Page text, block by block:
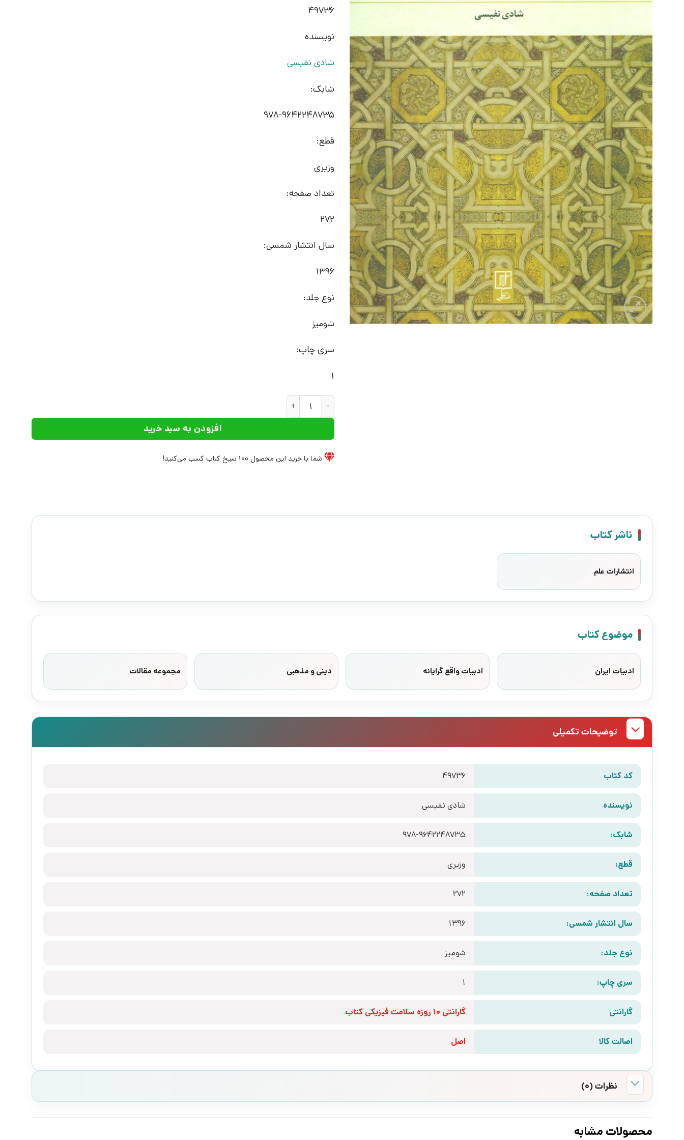
49736
نویسنده
شادی نفیسی
شابک:
978-9642248735
قطع:
وزیری
تعداد صفحه:
272
سال انتشار شمسی:
1396
نوع جلد:
شومیز
سری چاپ:
1
کتاب بر زورق نور | انتشارات علم عدد
افزودن به سبد خرید
شما با خرید این محصول 100 سیخ کباب کسب می‌کنید!
ناشر کتاب
انتشارات علم
موضوع کتاب
ادبیات ایران ادبیات واقع گرایانه دینی و مذهبی مجموعه مقالات
توضیحات تکمیلی
کد کتاب 49736
نویسنده شادی نفیسی
شابک: 978-9642248735
قطع: وزیری
تعداد صفحه: 272
سال انتشار شمسی: 1396
نوع جلد: شومیز
سری چاپ: 1
گارانتی گارانتی 10 روزه سلامت فیزیکی کتاب
اصالت کالا اصل
نظرات (0)
محصولات مشابه